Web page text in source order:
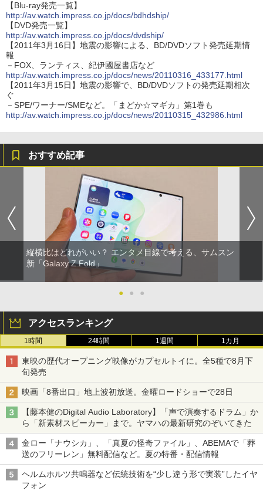
【Blu-ray発売一覧】
http://av.watch.impress.co.jp/docs/bdhdship/
【DVD発売一覧】
http://av.watch.impress.co.jp/docs/dvdship/
【2011年3月16日】地震の影響による、BD/DVDソフト発売延期情
報
－FOX、ランティス、紀伊國屋書店など
http://av.watch.impress.co.jp/docs/news/20110316_433177.html
【2011年3月15日】地震の影響で、BD/DVDソフトの発売延期相次
ぐ
－SPE/ワーナー/SMEなど。「まどか☆マギカ」第1巻も
http://av.watch.impress.co.jp/docs/news/20110315_432986.html
おすすめ記事
縦横比はどれがいい？ エンタメ目線で考える、サムスン
新「Galaxy Z Fold」
● ● ●
アクセスランキング
1時間 24時間 1週間 1カ月
東映の歴代オープニング映像がカプセルトイに。全5種で8月下
旬発売
映画「8番出口」地上波初放送。金曜ロードショーで28日
【藤本健のDigital Audio Laboratory】「声で演奏するドラム」か
ら「新素材スピーカー」まで。ヤマハの最新研究のぞいてきた
金ロー「ナウシカ」、「真夏の怪奇ファイル」、ABEMAで「葬
送のフリーレン」無料配信など。夏の特番・配信情報
ヘルムホルツ共鳴器など伝統技術を“少し違う形で実装”したイヤ
フォン